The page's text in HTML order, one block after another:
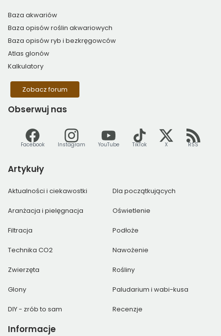
Baza akwariów
Baza opisów roślin akwariowych
Baza opisów ryb i bezkręgowców
Atlas glonów
Kalkulatory
Zobacz forum
Obserwuj nas
Facebook Instagram YouTube TikTok X RSS
Artykuły
Aktualności i ciekawostki Dla początkujących
Aranżacja i pielęgnacja Oświetlenie
Filtracja Podłoże
Technika CO2 Nawożenie
Zwierzęta Rośliny
Glony Paludarium i wabi-kusa
DIY - zrób to sam Recenzje
Informacje